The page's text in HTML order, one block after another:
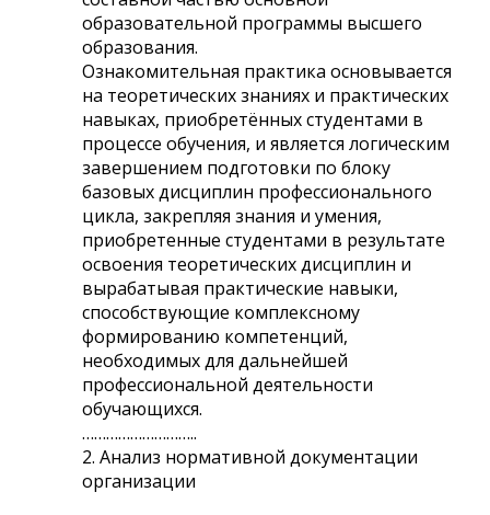
образовательной программы высшего
образования.
Ознакомительная практика основывается
на теоретических знаниях и практических
навыках, приобретённых студентами в
процессе обучения, и является логическим
завершением подготовки по блоку
базовых дисциплин профессионального
цикла, закрепляя знания и умения,
приобретенные студентами в результате
освоения теоретических дисциплин и
вырабатывая практические навыки,
способствующие комплексному
формированию компетенций,
необходимых для дальнейшей
профессиональной деятельности
обучающихся.
………………………..
2. Анализ нормативной документации
организации